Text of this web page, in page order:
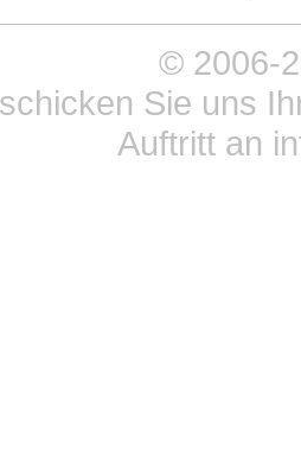
© 2006-
Sie uns
Auftritt an